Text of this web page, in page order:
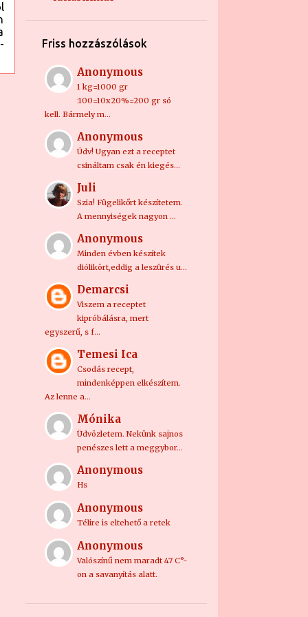
április
március
január
december
november
2021
október
augusztus
május
2
2018
október
szeptember
augusztus
július
április
március
1
2017
június
május
Orosz hússaláta
április
3
március
2016
58
Friss hozzászólások
Anonymous
1 kg=1000 gr
:100=10x20%=200 gr só
kell. Bármely m…
Anonymous
Údv! Ugyan ezt a receptet
csináltam csak én kiegés…
Juli
Szia! Fügelikőrt készítetem.
A mennyiségek nagyon …
Anonymous
Minden évben készítek
diólikört,eddig a leszürés u…
Demarcsi
Viszem a receptet
kipróbálásra, mert
egyszerű, s f…
Temesi Ica
Csodás recept,
mindenképpen elkészítem.
Az lenne a…
Mónika
Üdvözletem. Nekünk sajnos
penészes lett a meggybor…
Anonymous
Hs
Anonymous
Télire is eltehető a retek
Anonymous
Valószínű nem maradt 47 C°-
on a savanyítás alatt.